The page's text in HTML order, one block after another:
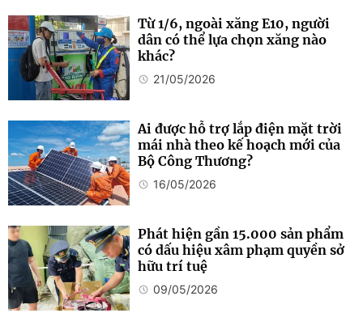
Từ 1/6, ngoài xăng E10, người
dân có thể lựa chọn xăng nào
khác?
21/05/2026
Ai được hỗ trợ lắp điện mặt trời
mái nhà theo kế hoạch mới của
Bộ Công Thương?
16/05/2026
Phát hiện gần 15.000 sản phẩm
có dấu hiệu xâm phạm quyền sở
hữu trí tuệ
09/05/2026